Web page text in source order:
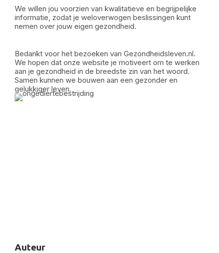
We willen jou voorzien van kwalitatieve en begrijpelijke
informatie, zodat je weloverwogen beslissingen kunt
nemen over jouw eigen gezondheid.
Bedankt voor het bezoeken van Gezondheidsleven.nl.
We hopen dat onze website je motiveert om te werken
aan je gezondheid in de breedste zin van het woord.
Samen kunnen we bouwen aan een gezonder en
gelukkiger leven.
Auteur